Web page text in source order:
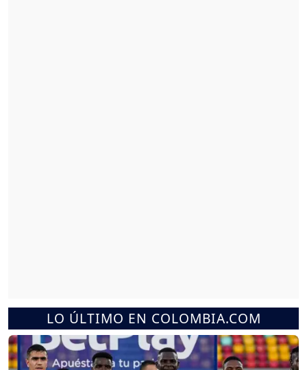
LO ÚLTIMO EN COLOMBIA.COM